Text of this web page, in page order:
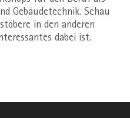
Gebäudetechnik. Schau
in den anderen
dabei ist.